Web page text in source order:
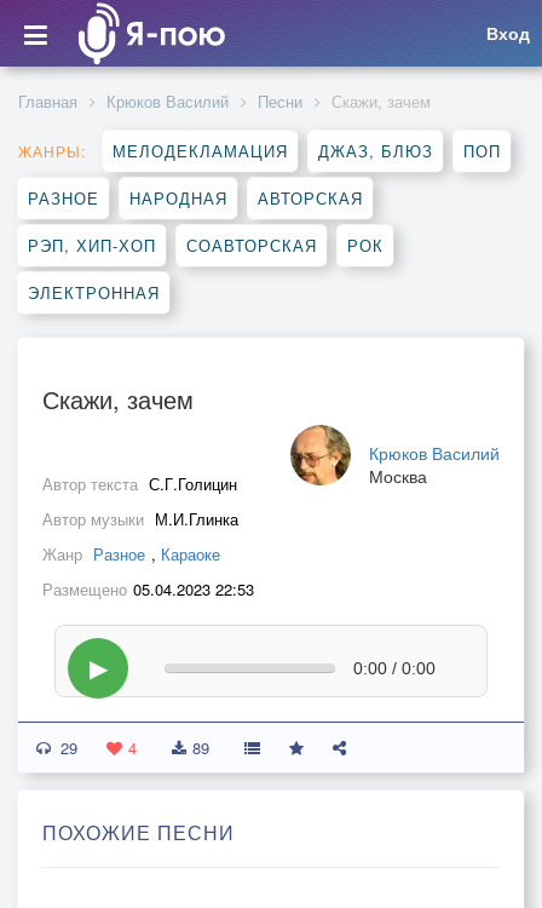
Вход
Главная Крюков Василий Песни Скажи, зачем
ЖАНРЫ: МЕЛОДЕКЛАМАЦИЯ ДЖАЗ, БЛЮЗ ПОП
РАЗНОЕ НАРОДНАЯ АВТОРСКАЯ
РЭП, ХИП-ХОП СОАВТОРСКАЯ РОК
ЭЛЕКТРОННАЯ
Скажи, зачем
Крюков Василий
Москва
Автор текста С.Г.Голицин
Автор музыки М.И.Глинка
Жанр Разное , Караоке
Размещено 05.04.2023 22:53
▶ 0:00 / 0:00
29 4 89
ПОХОЖИЕ ПЕСНИ